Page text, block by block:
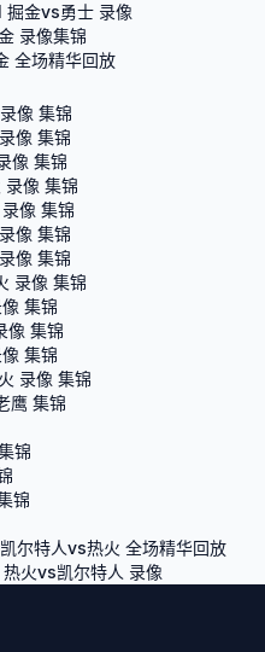
掘金vs勇士 录像
录像集锦
全场精华回放
像 集锦
像 集锦
像 集锦
录像 集锦
像 集锦
像 集锦
像 集锦
录像 集锦
集锦
像 集锦
集锦
录像 集锦
鹰 集锦
锦
锦
尔特人vs热火 全场精华回放
火vs凯尔特人 录像